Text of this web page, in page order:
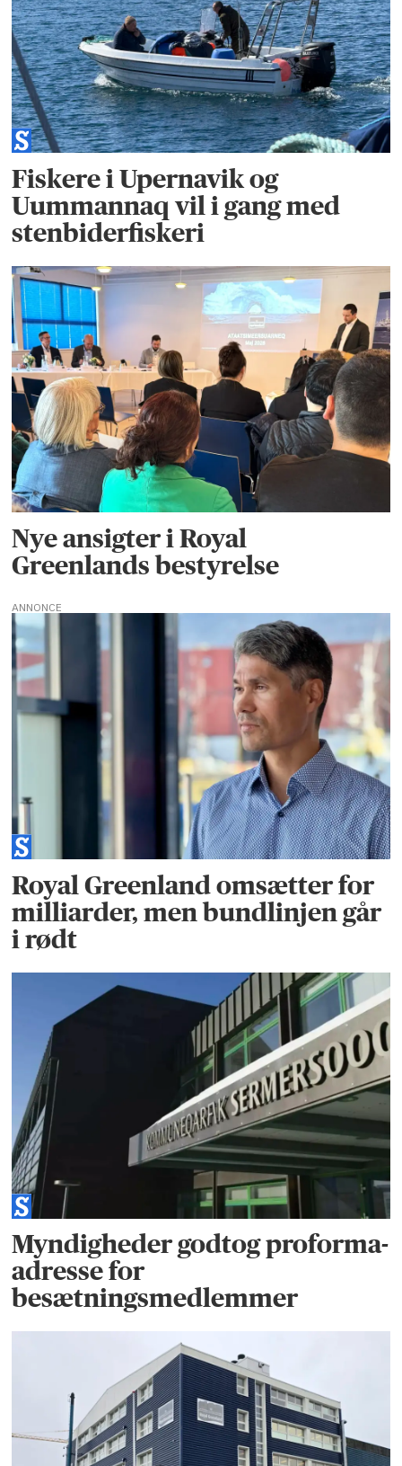
Fiskere i Upernavik og
Uummannaq vil i gang med
stenbiderfiskeri
Nye ansigter i Royal
Greenlands bestyrelse
ANNONCE
Royal Greenland omsætter for
milliarder, men bundlinjen går
i rødt
Myndigheder godtog proforma-
adresse for
besætningsmedlemmer